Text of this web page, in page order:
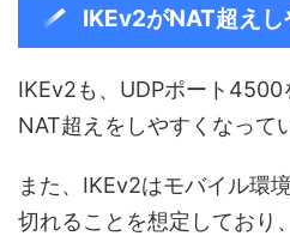
IKEv2がNAT超えし
IKEv2も、UDPポート4500
NAT超えをしやすくなって
また、IKEv2はモバイル環
切れることを想定しており